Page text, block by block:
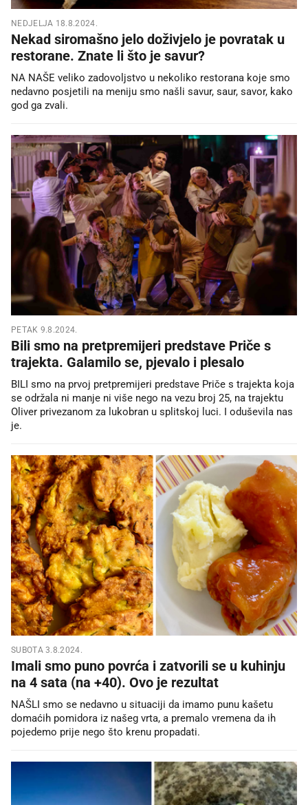
NEDJELJA 18.8.2024.
Nekad siromašno jelo doživjelo je povratak u
restorane. Znate li što je savur?
NA NAŠE veliko zadovoljstvo u nekoliko restorana koje smo
nedavno posjetili na meniju smo našli savur, saur, savor, kako
god ga zvali.
PETAK 9.8.2024.
Bili smo na pretpremijeri predstave Priče s
trajekta. Galamilo se, pjevalo i plesalo
BILI smo na prvoj pretpremijeri predstave Priče s trajekta koja
se održala ni manje ni više nego na vezu broj 25, na trajektu
Oliver privezanom za lukobran u splitskoj luci. I oduševila nas
je.
SUBOTA 3.8.2024.
Imali smo puno povrća i zatvorili se u kuhinju
na 4 sata (na +40). Ovo je rezultat
NAŠLI smo se nedavno u situaciji da imamo punu kašetu
domaćih pomidora iz našeg vrta, a premalo vremena da ih
pojedemo prije nego što krenu propadati.